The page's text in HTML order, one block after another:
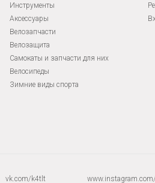
Инструменты
Аксессуары
Велозапчасти
Велозащита
Самокаты и запчасти для них
Велосипеды
Зимние виды спорта
vk.com/k4tlt